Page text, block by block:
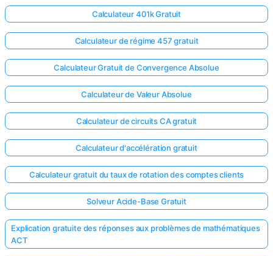
Calculateur 401k Gratuit
Calculateur de régime 457 gratuit
Calculateur Gratuit de Convergence Absolue
Calculateur de Valeur Absolue
Calculateur de circuits CA gratuit
Calculateur d'accélération gratuit
Calculateur gratuit du taux de rotation des comptes clients
Solveur Acide-Base Gratuit
Explication gratuite des réponses aux problèmes de mathématiques
ACT